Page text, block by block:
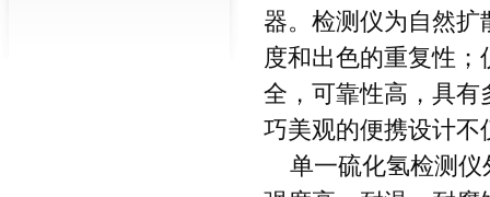
器。检测仪为自然
度和出色的重复性
全，可靠性高，具有
巧美观的便携设计不
单一硫化氢检测仪